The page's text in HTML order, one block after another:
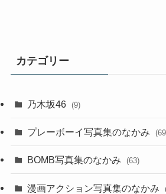
カテゴリー
乃木坂46 (9)
プレーボーイ写真集のなかみ
BOMB写真集のなかみ (63)
漫画アクション写真集のなかみ